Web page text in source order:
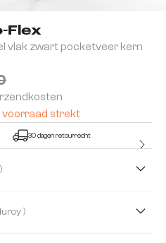
Flex
vlak zwart pocketveer kern
voorraad strekt
30 dagen retourrecht
( Zilvergrijs )
( Corduroy )